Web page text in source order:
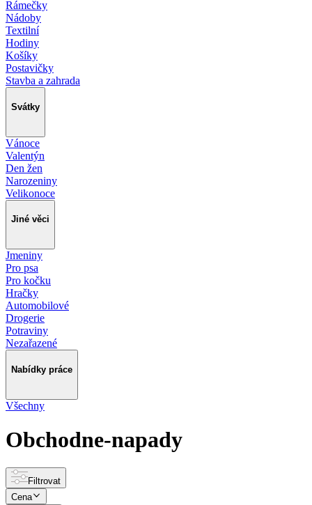
Rámečky
Nádoby
Textilní
Hodiny
Košíky
Postavičky
Stavba a zahrada
Svátky
Vánoce
Valentýn
Den žen
Narozeniny
Velikonoce
Jiné věci
Jmeniny
Pro psa
Pro kočku
Hračky
Automobilové
Drogerie
Potraviny
Nezařazené
Nabídky práce
Všechny
Obchodne-napady
Filtrovat
Cena